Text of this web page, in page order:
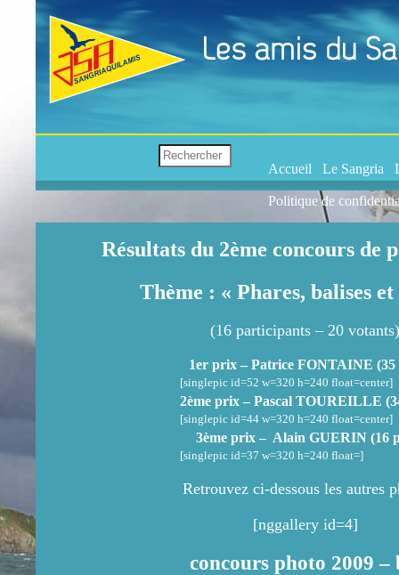
Accueil Le Sangria
Politique de
Résultats du 2ème concours de
Thème : « Phares, balises et
(16 participants – 20 votants)
1er prix – Patrice FONTAINE (35
[singlepic id=52 w=320 h=240 float=center]
2ème prix – Pascal TOUREILLE
[singlepic id=44 w=320 h=240 float=center]
3ème prix – Alain GUERIN (16
[singlepic id=37 w=320 h=240 float=]
Retrouvez ci-dessous les autres
[nggallery id=4]
concours photo 2009 –